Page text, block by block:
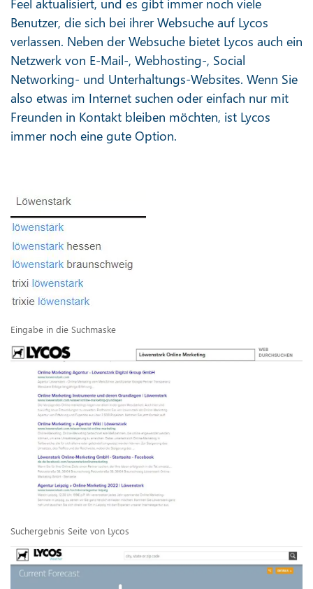
Feel aktualisiert, und es gibt immer noch viele
Benutzer, die sich bei ihrer Websuche auf Lycos
verlassen. Neben der Websuche bietet Lycos auch ein
Netzwerk von E-Mail-, Webhosting-, Social
Networking- und Unterhaltungs-Websites. Wenn Sie
also etwas im Internet suchen oder einfach nur mit
Freunden in Kontakt bleiben möchten, ist Lycos
immer noch eine gute Option.
Eingabe in die Suchmaske
Suchergebnis Seite von Lycos